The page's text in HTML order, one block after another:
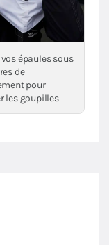
épaules sous
de
pour
les goupilles